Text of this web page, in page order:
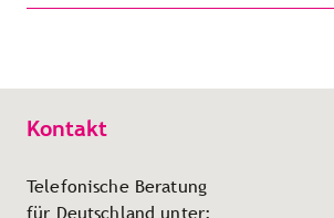
Kontakt
Telefonische Beratung
für Deutschland unter: